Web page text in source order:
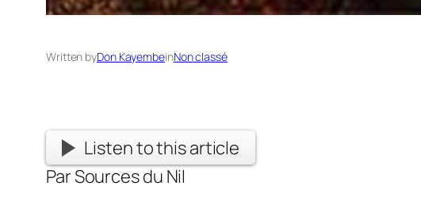
Written byDon KayembeinNon classé
Listen to this article
Par Sources du Nil